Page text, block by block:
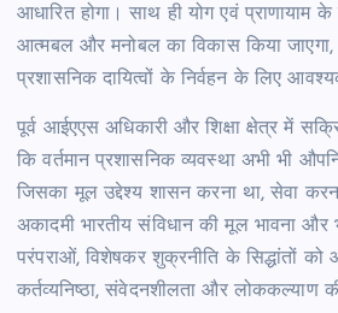
आधारित होगा। साथ ही योग एवं प्राणायाम के
आत्मबल और मनोबल का विकास किया
प्रशासनिक दायित्वों के निर्वहन के लिए
पूर्व आईएएस अधिकारी और शिक्षा क्षेत्र में
कि वर्तमान प्रशासनिक व्यवस्था अभी भी
जिसका मूल उद्देश्य शासन करना था, सेवा
अकादमी भारतीय संविधान की मूल भावना और
परंपराओं, विशेषकर शुक्रनीति के सिद्धांतों को
कर्तव्यनिष्ठा, संवेदनशीलता और लोककल्याण